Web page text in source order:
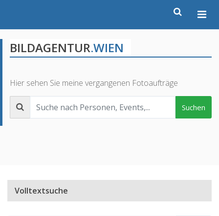
BILDAGENTUR.WIEN
Hier sehen Sie meine vergangenen Fotoaufträge
Suchen
Volltextsuche